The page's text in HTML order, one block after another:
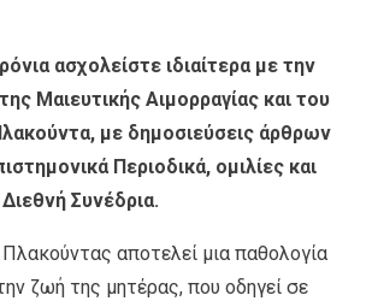
ασχολείστε ιδιαίτερα με την
Μαιευτικής Αιμορραγίας και του
με δημοσιεύσεις άρθρων
Περιοδικά, ομιλίες και
Συνέδρια.
αποτελεί μια παθολογία
ζωή της μητέρας, που οδηγεί σε